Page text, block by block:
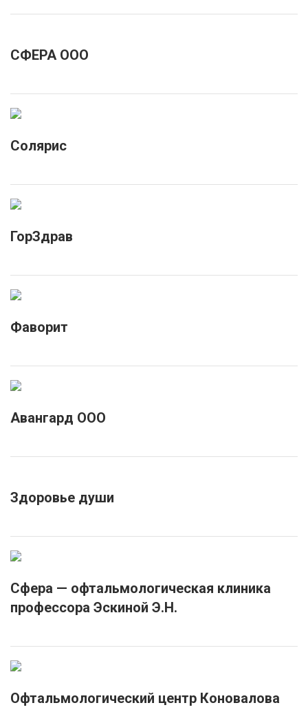
СФЕРА ООО
Солярис
ГорЗдрав
Фаворит
Авангард ООО
Здоровье души
Сфера — офтальмологическая клиника
профессора Эскиной Э.Н.
Офтальмологический центр Коновалова